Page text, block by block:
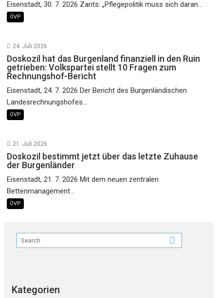
Eisenstadt, 30. 7. 2026 Zarits: „Pflegepolitik muss sich daran...
ÖVP
24. Juli 2026
Doskozil hat das Burgenland finanziell in den Ruin
getrieben: Volkspartei stellt 10 Fragen zum
Rechnungshof-Bericht
Eisenstadt, 24. 7. 2026 Der Bericht des Burgenländischen
Landesrechnungshofes...
ÖVP
21. Juli 2026
Doskozil bestimmt jetzt über das letzte Zuhause
der Burgenländer
Eisenstadt, 21. 7. 2026 Mit dem neuen zentralen
Bettenmanagement...
ÖVP
Kategorien